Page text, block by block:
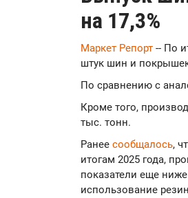
на 17,3%
Маркет Репорт -- По
штук шин и
По сравнению с
Кроме того,
тыс. тонн.
Ранее сообщалось,
итогам 2025 года,
показатели еще
использование